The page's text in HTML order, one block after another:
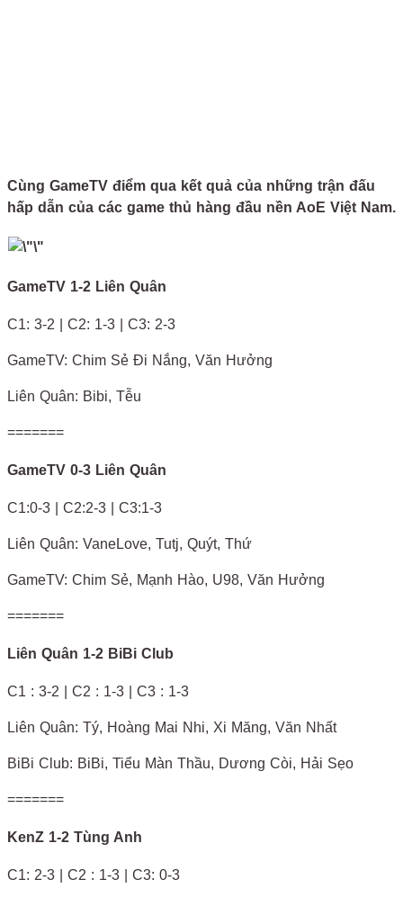
Cùng GameTV điểm qua kết quả của những trận đấu
hấp dẫn của các game thủ hàng đầu nền AoE Việt Nam.
GameTV 1-2 Liên Quân
C1: 3-2 | C2: 1-3 | C3: 2-3
GameTV: Chim Sẻ Đi Nắng, Văn Hưởng
Liên Quân: Bibi, Tễu
=======
GameTV 0-3 Liên Quân
C1:0-3 | C2:2-3 | C3:1-3
Liên Quân: VaneLove, Tutj, Quýt, Thứ
GameTV: Chim Sẻ, Mạnh Hào, U98, Văn Hưởng
=======
Liên Quân 1-2 BiBi Club
C1 : 3-2 | C2 : 1-3 | C3 : 1-3
Liên Quân: Tý, Hoàng Mai Nhi, Xi Măng, Văn Nhất
BiBi Club: BiBi, Tiểu Màn Thầu, Dương Còi, Hải Sẹo
=======
KenZ 1-2 Tùng Anh
C1: 2-3 | C2 : 1-3 | C3: 0-3